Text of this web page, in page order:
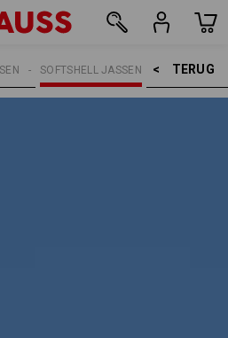
TERUG    >
SOFTSHELL JASSEN